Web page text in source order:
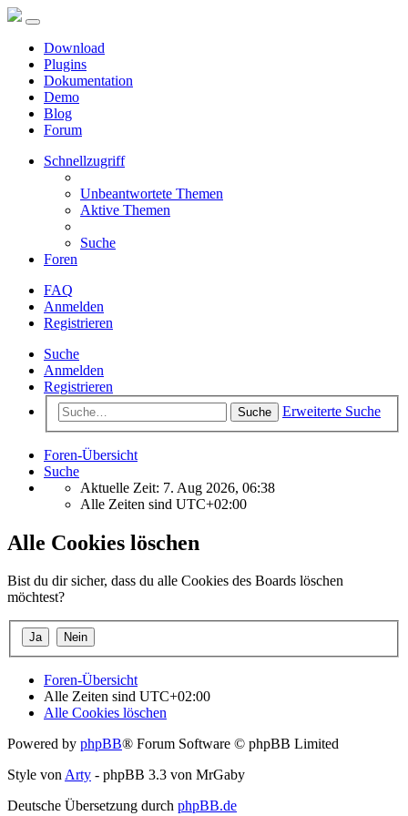
Download
Plugins
Dokumentation
Demo
Blog
Forum
Schnellzugriff
Unbeantwortete Themen
Aktive Themen
Suche
Foren
FAQ
Anmelden
Registrieren
Suche
Anmelden
Registrieren
Suche Erweiterte Suche
Foren-Übersicht
Suche
Aktuelle Zeit: 7. Aug 2026, 06:38
Alle Zeiten sind UTC+02:00
Alle Cookies löschen
Bist du dir sicher, dass du alle Cookies des Boards löschen
möchtest?
Foren-Übersicht
Alle Zeiten sind UTC+02:00
Alle Cookies löschen
Powered by phpBB® Forum Software © phpBB Limited
Style von Arty - phpBB 3.3 von MrGaby
Deutsche Übersetzung durch phpBB.de